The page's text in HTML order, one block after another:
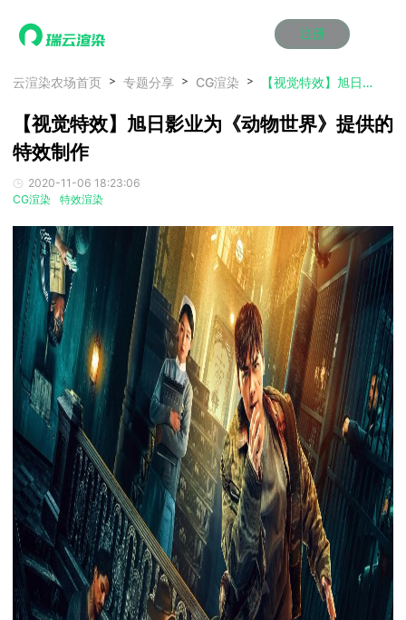
注册
首页
产品服务
云制作
云渲染管理系统
瑞兔百宝箱
AI视频插帧
云制作
云渲染管理系统
瑞兔百宝箱
AI视频插帧
云制作
云渲染管理系统
瑞兔百宝箱
AI视频插帧
云制作
云渲染管理系统
瑞兔百宝箱
AI视频插帧
云制作
云渲染管理系统
瑞兔百宝箱
AI视频插帧
云制作
云渲染管理系统
瑞兔百宝箱
AI视频插帧
Maya云渲染方案
3ds Max云渲染方案
Cinema 4D云渲染方案
Blender 云渲染方案
Maya AI渲染方案
Maya云渲染方案
3ds Max云渲染方案
Cinema 4D云渲染方案
Blender 云渲染方案
Maya AI渲染方案
Maya云渲染方案
3ds Max云渲染方案
Cinema 4D云渲染方案
Blender 云渲染方案
Maya AI渲染方案
Maya云渲染方案
3ds Max云渲染方案
Cinema 4D云渲染方案
Blender 云渲染方案
Maya AI渲染方案
Maya云渲染方案
3ds Max云渲染方案
Cinema 4D云渲染方案
Blender 云渲染方案
Maya AI渲染方案
Maya云渲染方案
3ds Max云渲染方案
Cinema 4D云渲染方案
Blender 云渲染方案
Maya AI渲染方案
动画价格
效果图价格
云制作价格
动画价格
效果图价格
云制作价格
动画价格
效果图价格
云制作价格
动画价格
效果图价格
云制作价格
动画价格
效果图价格
云制作价格
动画价格
效果图价格
云制作价格
案例
资讯&赛事
新闻资讯
渲染百科
渲染大赛
泛CG交流会
新闻资讯
渲染百科
渲染大赛
泛CG交流会
新闻资讯
渲染百科
渲染大赛
泛CG交流会
新闻资讯
渲染百科
渲染大赛
泛CG交流会
新闻资讯
渲染百科
渲染大赛
泛CG交流会
新闻资讯
渲染百科
渲染大赛
泛CG交流会
特惠专区
云渲染优惠攻略
青云平台
教育优惠
云渲染优惠攻略
青云平台
教育优惠
云渲染优惠攻略
青云平台
教育优惠
云渲染优惠攻略
青云平台
教育优惠
云渲染优惠攻略
青云平台
教育优惠
云渲染优惠攻略
青云平台
教育优惠
关于我们
下载
动画客户端
效果图客户端
动画客户端
效果图客户端
动画客户端
效果图客户端
动画客户端
效果图客户端
动画客户端
效果图客户端
动画客户端
效果图客户端
帮助/教程
登录
云渲染农场首页 专题分享 CG渲染 【视觉特效】旭日影业为《动物世界》提供的特效制作
【视觉特效】旭日影业为《动物世界》提供的
特效制作
2020-11-06 18:23:06
CG渲染
特效渲染